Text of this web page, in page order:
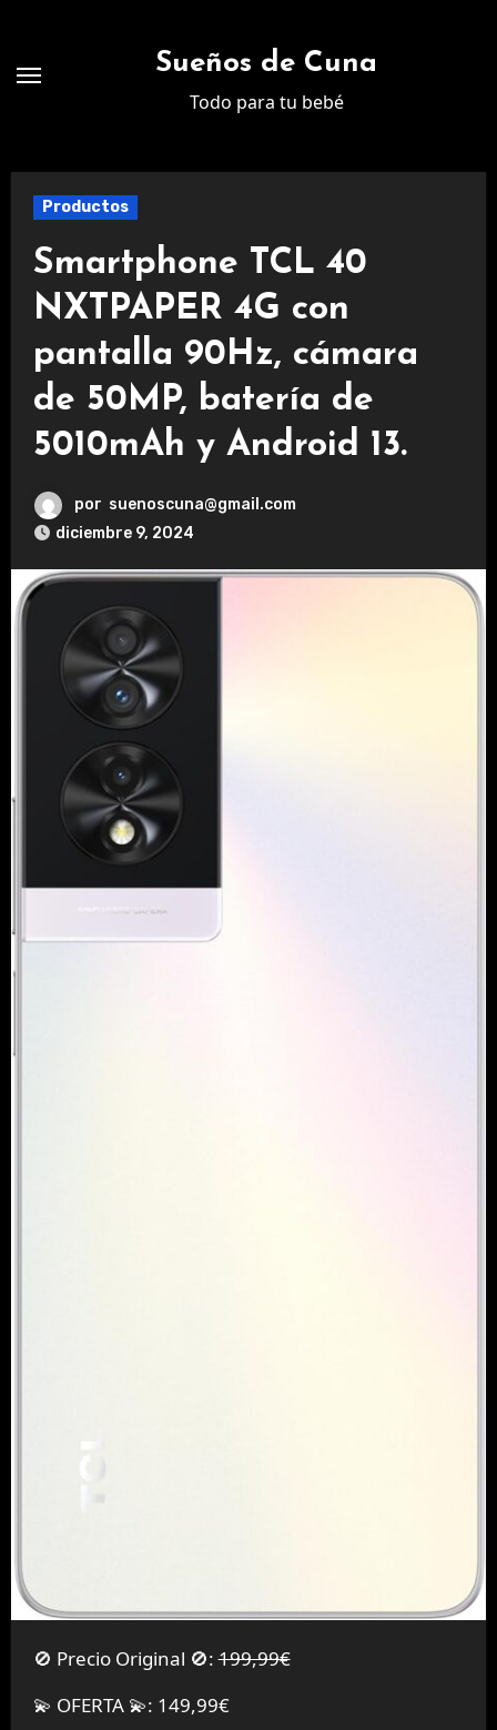
contenido
Sueños de Cuna
Todo para tu bebé
Productos
Smartphone TCL 40
NXTPAPER 4G con
pantalla 90Hz, cámara
de 50MP, batería de
5010mAh y Android 13.
por suenoscuna@gmail.com
diciembre 9, 2024
🚫 Precio Original 🚫:199,99€
💫 OFERTA 💫: 149,99€